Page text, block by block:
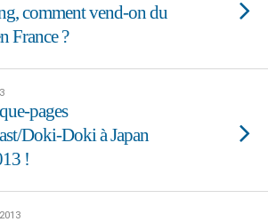
comment vend-on du
France ?
pages
Doki-Doki à Japan
!